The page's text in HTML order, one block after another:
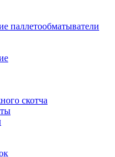
паллетообматыватели
скотча